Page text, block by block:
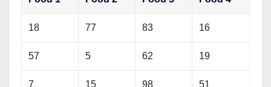
18 77 83 16
57 5 62 19
7 15 98 51